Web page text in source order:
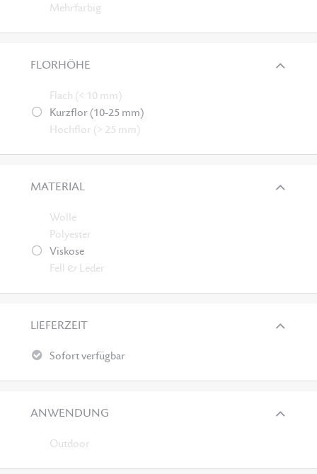
Mehrfarbig
FLORHÖHE
Flach (< 10 mm)
Kurzflor (10-25 mm)
Hochflor (> 25 mm)
MATERIAL
Wolle
Polyester
Viskose
Fell & Leder
LIEFERZEIT
Sofort verfügbar
ANWENDUNG
Outdoor